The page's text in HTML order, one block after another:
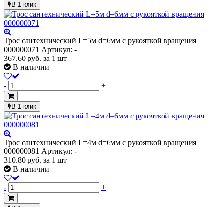
В 1 клик
Трос сантехнический L=5м d=6мм с рукояткой вращения
000000071 Артикул: -
367.60 руб. за 1 шт
В наличии
- +
В 1 клик
Трос сантехнический L=4м d=6мм с рукояткой вращения
000000081 Артикул: -
310.80 руб. за 1 шт
В наличии
- +